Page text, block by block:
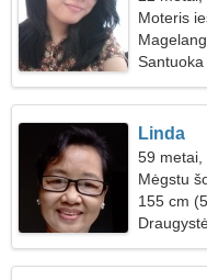
Moteris
Santuoka
Linda
59 metai,
Mėgstu
155 cm